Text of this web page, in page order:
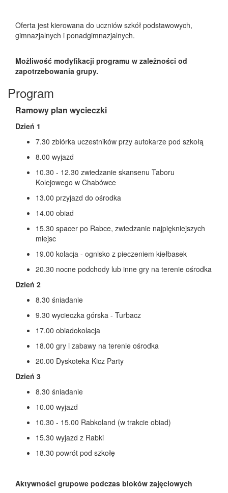
Oferta jest kierowana do uczniów szkół podstawowych,
gimnazjalnych i ponadgimnazjalnych.
Możliwość modyfikacji programu w zależności od
zapotrzebowania grupy.
Program
Ramowy plan wycieczki
Dzień 1
7.30 zbiórka uczestników przy autokarze pod szkołą
8.00 wyjazd
10.30 - 12.30 zwiedzanie skansenu Taboru
Kolejowego w Chabówce
13.00 przyjazd do ośrodka
14.00 obiad
15.30 spacer po Rabce, zwiedzanie najpiękniejszych
miejsc
19.00 kolacja - ognisko z pieczeniem kiełbasek
20.30 nocne podchody lub inne gry na terenie ośrodka
Dzień 2
8.30 śniadanie
9.30 wycieczka górska - Turbacz
17.00 obiadokolacja
18.00 gry i zabawy na terenie ośrodka
20.00 Dyskoteka Kicz Party
Dzień 3
8.30 śniadanie
10.00 wyjazd
10.30 - 15.00 Rabkoland (w trakcie obiad)
15.30 wyjazd z Rabki
18.30 powrót pod szkołę
Aktywności grupowe podczas bloków zajęciowych